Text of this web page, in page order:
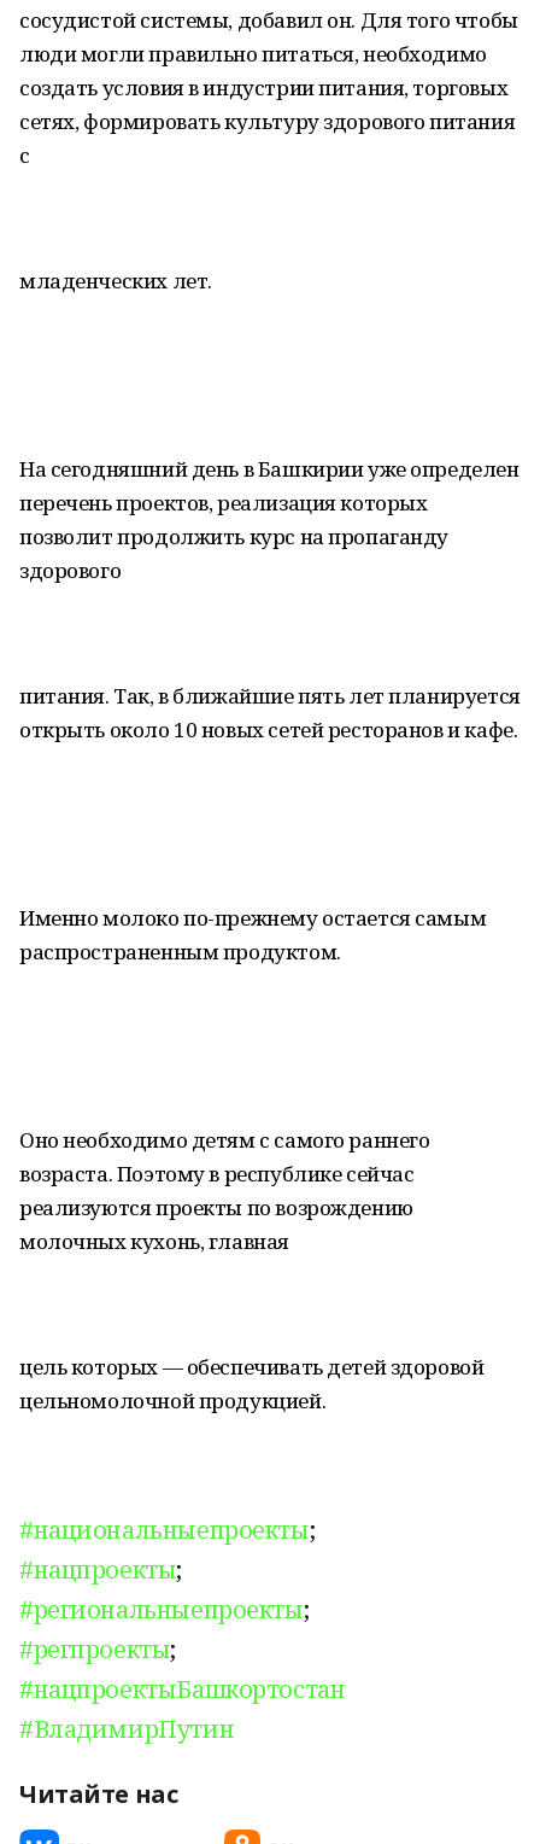
сосудистой системы, добавил он. Для того чтобы
люди могли правильно питаться, необходимо
создать условия в индустрии питания, торговых
сетях, формировать культуру здорового питания
с
младенческих лет.
На сегодняшний день в Башкирии уже определен
перечень проектов, реализация которых
позволит продолжить курс на пропаганду
здорового
питания. Так, в ближайшие пять лет планируется
открыть около 10 новых сетей ресторанов и кафе.
Именно молоко по-прежнему остается самым
распространенным продуктом.
Оно необходимо детям с самого раннего
возраста. Поэтому в республике сейчас
реализуются проекты по возрождению
молочных кухонь, главная
цель которых — обеспечивать детей здоровой
цельномолочной продукцией.
#национальныепроекты;
#нацпроекты;
#региональныепроекты;
#регпроекты;
#нацпроектыБашкортостан
#ВладимирПутин
Читайте нас